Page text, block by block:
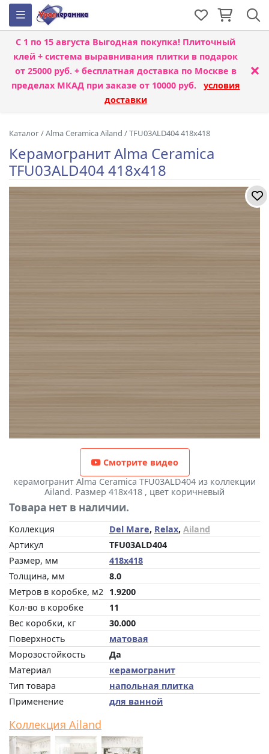
С 1 по 15 августа Выгодная покупка! Плиточный
клей + система выравнивания плитки в подарок
от 25000 руб. + бесплатная доставка по Москве в
пределах МКАД при заказе от 10000 руб. условия
доставки
×
Каталог/Alma Ceramica Ailand /TFU03ALD404 418x418
Керамогранит Alma Ceramica
TFU03ALD404 418x418
Смотрите видео
керамогранит Alma Ceramica TFU03ALD404 из коллекции
Ailand. Размер 418x418 , цвет коричневый
Товара нет в наличии.
Коллекция Del Mare, Relax, Ailand
Артикул
TFU03ALD404
Размер, мм
418x418
Толщина, мм
8.0
Метров в коробке, м2 1.9200
Кол-во в коробке
11
Вес коробки, кг
30.000
Поверхность
матовая
Морозостойкость
Да
Материал
керамогранит
Тип товара
напольная плитка
Применение
для ванной
Коллекция Ailand